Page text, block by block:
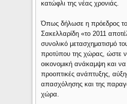
κατώφλι της νέας χρονιάς.
Όπως δήλωσε η πρόεδρος
Σακελλαρίδη «το 2011
συνολικό μετασχηματισμό
προτύπου της χώρας, ώστε
οικονομική ανάκαμψη και
προοπτικές ανάπτυξης,
απασχόλησης και της
χώρα.